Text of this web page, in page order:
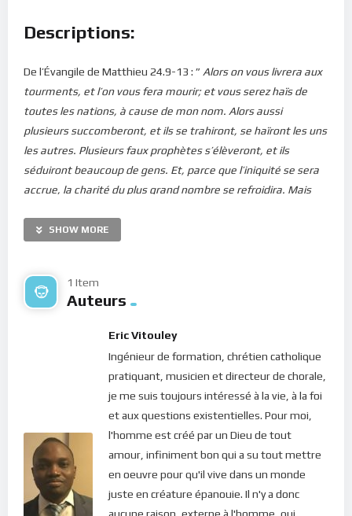
Descriptions:
De l’Évangile de Matthieu 24.9-13 : ” Alors on vous livrera aux
tourments, et l’on vous fera mourir; et vous serez haïs de
toutes les nations, à cause de mon nom. Alors aussi
plusieurs succomberont, et ils se trahiront, se haïront les uns
les autres. Plusieurs faux prophètes s’élèveront, et ils
séduiront beaucoup de gens. Et, parce que l’iniquité se sera
accrue, la charité du plus grand nombre se refroidira. Mais
Ce monde qui nous accueille… monde de tribulations, de
sortes… Et pourtant, ne sommes-nous pas des produits de la
lumière ? L’Esprit de Dieu en nous génère cette lumière qui
faire des expériences tant que nous n’avons pas épuré toute
négativité en nous ! “Vous allez souffrir mais prenez courage
car j’ai vaincu le monde“, dit le Seigneur (Jean 16.33). Notre
pèlerinage ici-bas s’inscrit dans cette quête de perfection. On
ne peut faire des omelettes sans casser des oeufs, dit-on.
Nous devons nous débarrasser de tout ce qui nous alourdit,
guérir de nos maux et nous élever vers la Source d’Amour.
Mais pour cela, quoi de mieux que d’embrasser ce même mal,
d’y faire face, de le vivre, de le ressentir afin de le dominer ?
SHOW MORE
1 Item
Auteurs
Eric Vitouley
Ingénieur de formation, chrétien catholique
pratiquant, musicien et directeur de chorale,
je me suis toujours intéressé à la vie, à la foi
et aux questions existentielles. Pour moi,
l'homme est créé par un Dieu de tout
amour, infiniment bon qui a su tout mettre
en oeuvre pour qu'il vive dans un monde
juste en créature épanouie. Il n'y a donc